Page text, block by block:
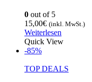
0 out of 5
15,00€ (inkl. MwSt.)
Weiterlesen
Quick View
-85%
TOP DEALS